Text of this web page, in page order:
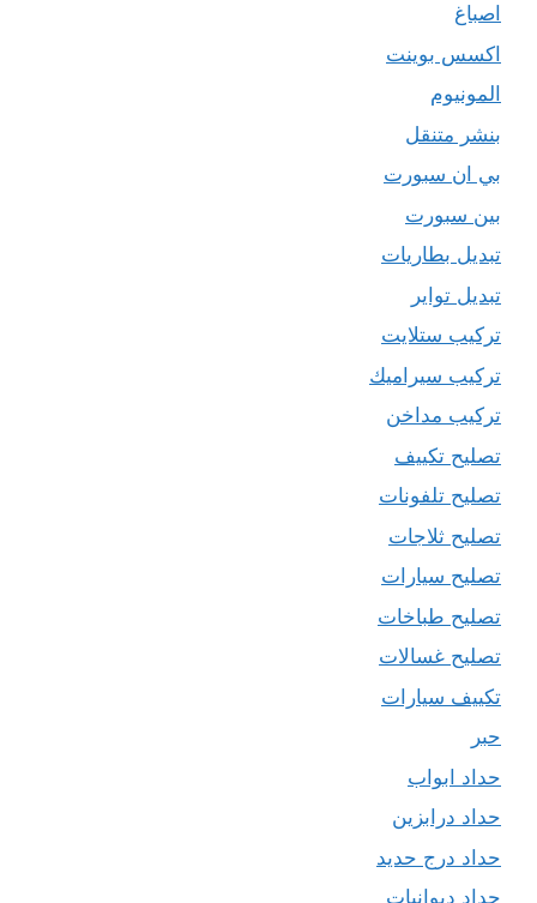
اصباغ
اكسس بوينت
المونيوم
بنشر متنقل
بي ان سبورت
بين سبورت
تبديل بطاريات
تبديل تواير
تركيب ستلايت
تركيب سيراميك
تركيب مداخن
تصليح تكييف
تصليح تلفونات
تصليح ثلاجات
تصليح سيارات
تصليح طباخات
تصليح غسالات
تكييف سيارات
حبر
حداد ابواب
حداد درابزين
حداد درج حديد
حداد ديوانيات